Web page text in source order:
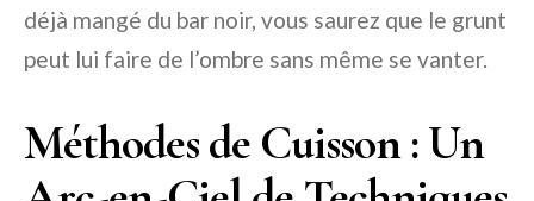
déjà mangé du bar noir, vous saurez que le grunt
peut lui faire de l’ombre sans même se vanter.
Méthodes de Cuisson : Un